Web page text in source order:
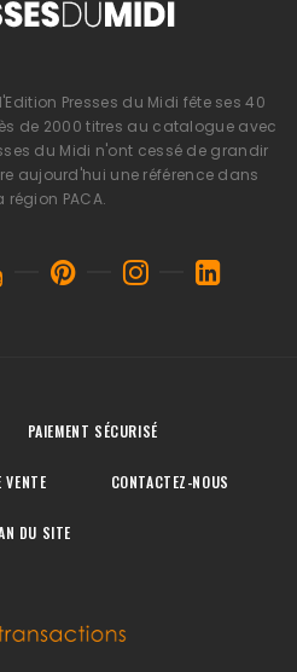
Presses du Midi fête ses 40
de 2000 titres au catalogue avec
du Midi n'ont cessé de grandir
aujourd'hui une référence dans
région PACA.
PAIEMENT SÉCURISÉ
VENTE CONTACTEZ-NOUS
DU SITE